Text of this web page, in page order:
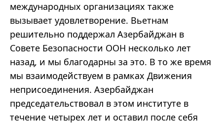
международных организациях также
вызывает удовлетворение. Вьетнам
решительно поддержал Азербайджан в
Совете Безопасности ООН несколько лет
назад, и мы благодарны за это. В то же время
мы взаимодействуем в рамках Движения
неприсоединения. Азербайджан
председательствовал в этом институте в
течение четырех лет и оставил после себя